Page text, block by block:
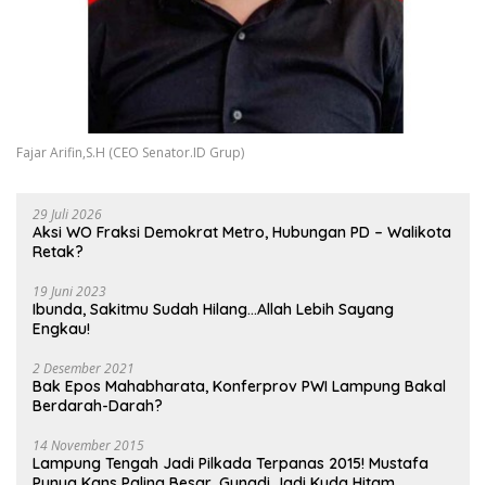
Fajar Arifin,S.H (CEO Senator.ID Grup)
29 Juli 2026
Aksi WO Fraksi Demokrat Metro, Hubungan PD – Walikota
Retak?
19 Juni 2023
Ibunda, Sakitmu Sudah Hilang…Allah Lebih Sayang
Engkau!
2 Desember 2021
Bak Epos Mahabharata, Konferprov PWI Lampung Bakal
Berdarah-Darah?
14 November 2015
Lampung Tengah Jadi Pilkada Terpanas 2015! Mustafa